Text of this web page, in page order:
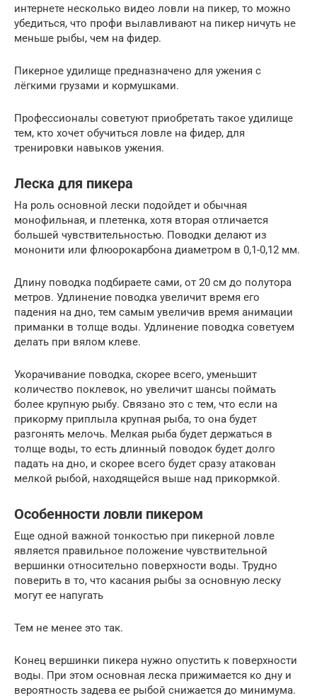
интернете несколько видео ловли на пикер, то можно
убедиться, что профи вылавливают на пикер ничуть не
меньше рыбы, чем на фидер.
Пикерное удилище предназначено для ужения с
лёгкими грузами и кормушками.
Профессионалы советуют приобретать такое удилище
тем, кто хочет обучиться ловле на фидер, для
тренировки навыков ужения.
Леска для пикера
На роль основной лески подойдет и обычная
монофильная, и плетенка, хотя вторая отличается
большей чувствительностью. Поводки делают из
мононити или флюорокарбона диаметром в 0,1-0,12 мм.
Длину поводка подбираете сами, от 20 см до полутора
метров. Удлинение поводка увеличит время его
падения на дно, тем самым увеличив время анимации
приманки в толще воды. Удлинение поводка советуем
делать при вялом клеве.
Укорачивание поводка, скорее всего, уменьшит
количество поклевок, но увеличит шансы поймать
более крупную рыбу. Связано это с тем, что если на
прикорму приплыла крупная рыба, то она будет
разгонять мелочь. Мелкая рыба будет держаться в
толще воды, то есть длинный поводок будет долго
падать на дно, и скорее всего будет сразу атакован
мелкой рыбой, находящейся выше над прикормкой.
Особенности ловли пикером
Еще одной важной тонкостью при пикерной ловле
является правильное положение чувствительной
вершинки относительно поверхности воды. Трудно
поверить в то, что касания рыбы за основную леску
могут ее напугать
Тем не менее это так.
Конец вершинки пикера нужно опустить к поверхности
воды. При этом основная леска прижимается ко дну и
вероятность задева ее рыбой снижается до минимума.